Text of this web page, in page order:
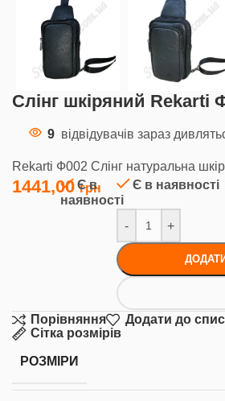
Слінг шкіряний Rekarti
9 відвідувачів зараз
Rekarti Ф002 Слінг натуральна
1441,00Є в
наявності
Є в наявності
- +
Порівняння
Додати до
Сітка розмірів
РОЗМІРИ